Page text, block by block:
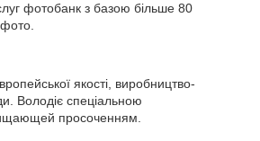
фотобанк з базою більше 80
якості, виробництво-
Володіє спеціальною
просоченням.